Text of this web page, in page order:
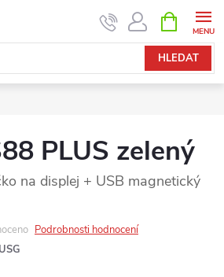
HLEDAT
NÁKUPNÍ
KOŠÍK
PLUS zelený
na displej + USB magnetický
Podrobnosti hodnocení